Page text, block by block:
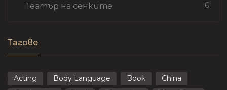
Театър на сенките 6
Тагове
Acting Body Language Book
China